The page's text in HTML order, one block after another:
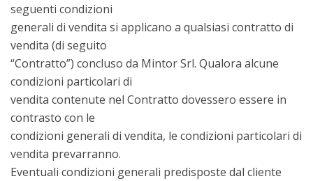
seguenti condizioni
generali di vendita si applicano a qualsiasi contratto di
vendita (di seguito
“Contratto”) concluso da Mintor Srl. Qualora alcune
condizioni particolari di
vendita contenute nel Contratto dovessero essere in
contrasto con le
condizioni generali di vendita, le condizioni particolari di
vendita prevarranno.
Eventuali condizioni generali predisposte dal cliente